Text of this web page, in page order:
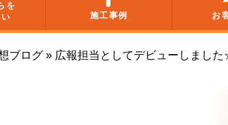
を
施工事例 お
ブログ » 広報担当としてデビューしまし